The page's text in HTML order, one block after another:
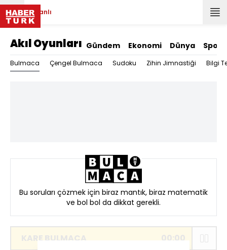
Canlı
Akıl Oyunları Gündem Ekonomi Dünya Spor
Bulmaca Çengel Bulmaca Sudoku Zihin Jimnastiği Bilgi
Bu soruları çözmek için biraz mantık, biraz matematik
ve bol bol da dikkat gerekli.
KARE BULMACA 00:00